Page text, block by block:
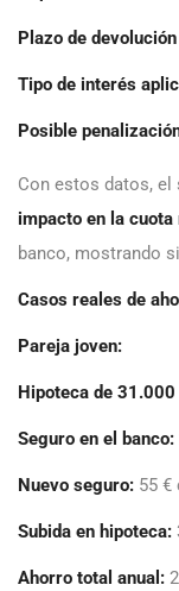
Plazo de devolución
Tipo de interés
Posible
Con estos datos, el
impacto en la cuota
banco, mostrando
Casos reales de
Pareja joven:
Hipoteca de 31.000
Seguro en el banco:
Nuevo seguro: 55 €
Subida en hipoteca:
Ahorro total anual: